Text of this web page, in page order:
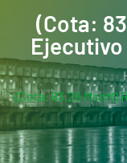
(Cota:
(Cota: 83.26